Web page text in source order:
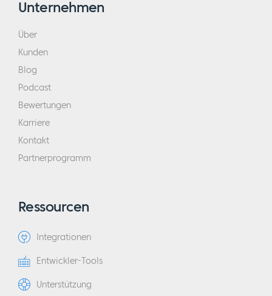
Unternehmen
Über
Kunden
Blog
Podcast
Bewertungen
Karriere
Kontakt
Partnerprogramm
Ressourcen
Integrationen
Entwickler-Tools
Unterstützung